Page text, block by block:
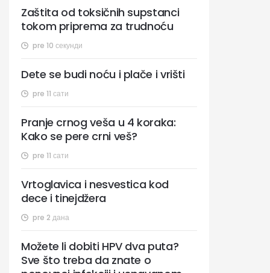
pre 10 секунди
Zaštita od toksičnih supstanci
tokom priprema za trudnoću
pre 11 сати
Dete se budi noću i plače i vrišti
pre 11 сати
Pranje crnog veša u 4 koraka:
Kako se pere crni veš?
pre 2 дана
Vrtoglavica i nesvestica kod
dece i tinejdžera
Možete li dobiti HPV dva puta?
Sve što treba da znate o